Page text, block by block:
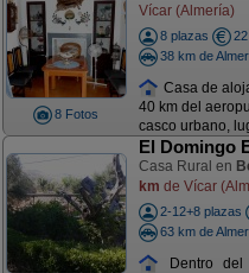
8 Fotos
Vícar (Almería)
8 plazas
38 km de
Casa de
40 km del
casco urbano,
El Domingo
Casa Rural en
km de Vícar
2-12+8 plazas
63 km de
Dentro del